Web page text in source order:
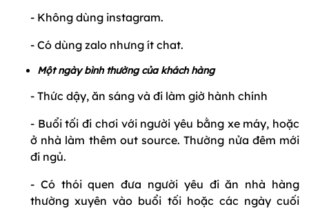
- Không dùng instagram.
- Có dùng zalo nhưng ít chat.
Một ngày bình thường của khách hàng
- Thức dậy, ăn sáng và đi làm giờ hành chính
- Buổi tối đi chơi với người yêu bằng xe máy, hoặc
ở nhà làm thêm out source. Thường nửa đêm mới
đi ngủ.
- Có thói quen đưa người yêu đi ăn nhà hàng
thường xuyên vào buổi tối hoặc các ngày cuối